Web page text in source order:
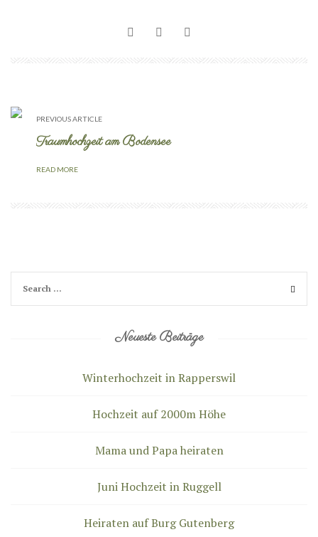
PREVIOUS ARTICLE
Traumhochzeit am Bodensee
READ MORE
Neueste Beiträge
Winterhochzeit in Rapperswil
Hochzeit auf 2000m Höhe
Mama und Papa heiraten
Juni Hochzeit in Ruggell
Heiraten auf Burg Gutenberg